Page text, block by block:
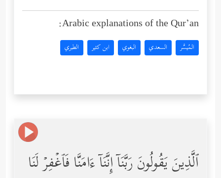
Arabic explanations of the Qur’an:
المُيسَّر السعدي البغوي ابن كثير الطبري
ٱلَّذِینَ یَقُولُونَ رَبَّنَاۤ إِنَّنَاۤ ءَامَنَّا فَٱغۡفِرۡ لَنَا